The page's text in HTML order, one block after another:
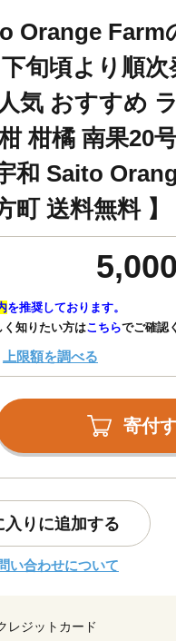
Orange Farm
旬頃より順次
気 おすすめ
柑橘 南果20
和 Saito
町 送料無料
5,000
を推奨しております。
く知りたい方はこちらでご確認
上限額を調べる
寄付
入りに追加する
い合わせについて
レジットカード